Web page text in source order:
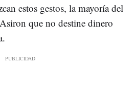
estos gestos, la mayoría del
que no destine dinero